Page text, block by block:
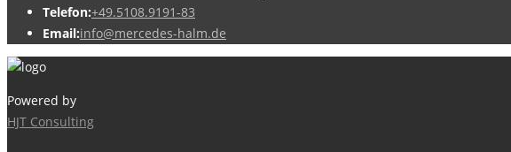
Telefon:+49.5108.9191-83
Email:info@mercedes-halm.de
Powered by
HJT Consulting